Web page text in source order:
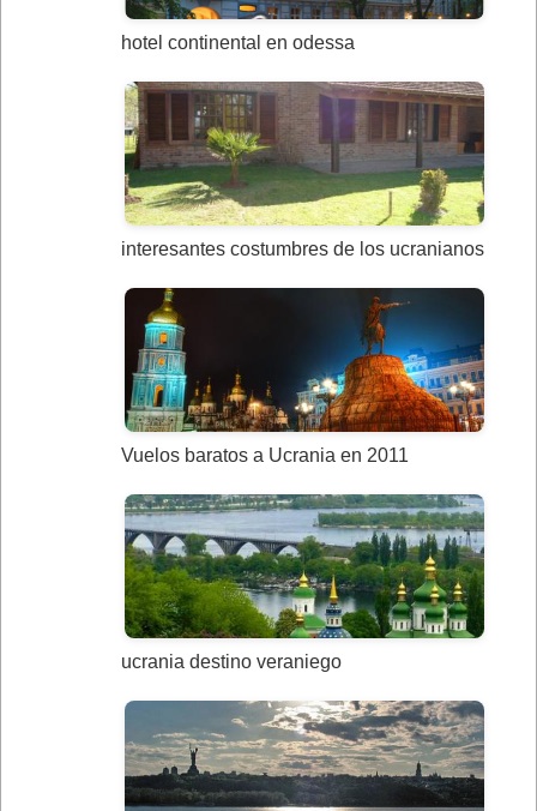
hotel continental en odessa
interesantes costumbres de los ucranianos
Vuelos baratos a Ucrania en 2011
ucrania destino veraniego